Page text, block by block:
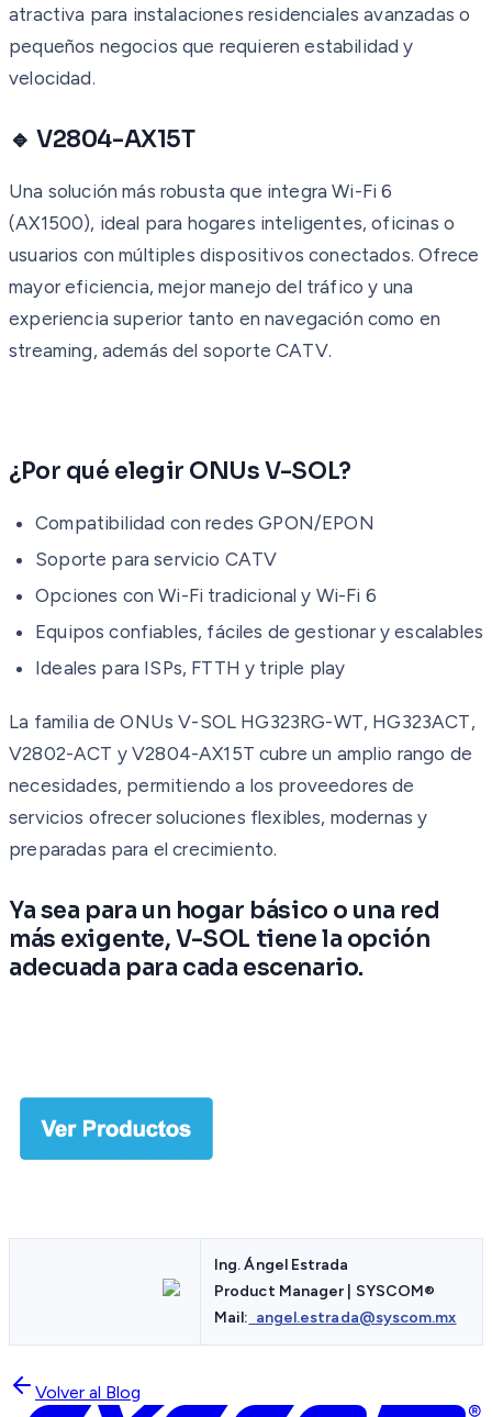
atractiva para instalaciones residenciales avanzadas o
pequeños negocios que requieren estabilidad y
velocidad.
🔹 V2804-AX15T
Una solución más robusta que integra Wi-Fi 6
(AX1500), ideal para hogares inteligentes, oficinas o
usuarios con múltiples dispositivos conectados. Ofrece
mayor eficiencia, mejor manejo del tráfico y una
experiencia superior tanto en navegación como en
streaming, además del soporte CATV.
¿Por qué elegir ONUs V-SOL?
Compatibilidad con redes GPON/EPON
Soporte para servicio CATV
Opciones con Wi-Fi tradicional y Wi-Fi 6
Equipos confiables, fáciles de gestionar y escalables
Ideales para ISPs, FTTH y triple play
La familia de ONUs V-SOL HG323RG-WT, HG323ACT,
V2802-ACT y V2804-AX15T cubre un amplio rango de
necesidades, permitiendo a los proveedores de
servicios ofrecer soluciones flexibles, modernas y
preparadas para el crecimiento.
Ya sea para un hogar básico o una red
más exigente, V-SOL tiene la opción
adecuada para cada escenario.
Ing. Ángel Estrada
Product Manager | SYSCOM®
Mail: angel.estrada@syscom.mx
Volver al Blog